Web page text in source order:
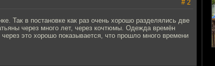
# 2
Так в постановке как раз очень хорошо разделялись две
через много лет, через кочтюмы. Одежда времён
это хорошо показывается, что прошло много времени